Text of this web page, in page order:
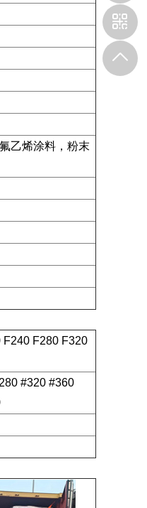
乙烯涂料，粉末
F240 F280 F320
#320 #360